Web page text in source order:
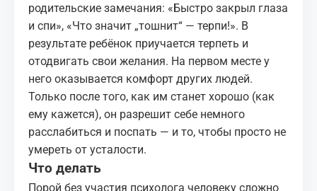
родительские замечания: «Быстро закрыл глаза
и спи», «Что значит „тошнит“ — терпи!». В
результате ребёнок приучается терпеть и
отодвигать свои желания. На первом месте у
него оказывается комфорт других людей.
Только после того, как им станет хорошо (как
ему кажется), он разрешит себе немного
расслабиться и поспать — и то, чтобы просто не
умереть от усталости.
Что делать
Порой без участия психолога человеку сложно